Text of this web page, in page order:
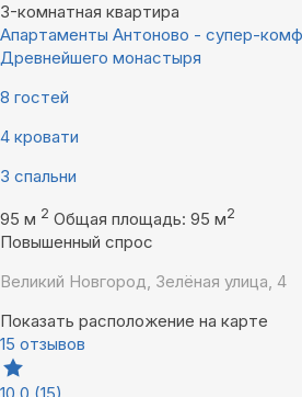
3-комнатная квартира
Апартаменты Антоново - супер-
Древнейшего монастыря
8 гостей
4 кровати
3 спальни
95 м 2 Общая площадь: 95 м2
Повышенный спрос
Великий Новгород, Зелёная улица, 4
Показать расположение на карте
15 отзывов